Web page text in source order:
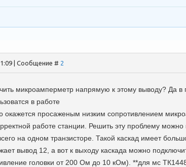
| Сообщение # 2
микроамперметр напрямую к этому выводу? Да
в работе
окажется просаженым низким сопротивлением
работе станции. Решить эту проблему можно
на одном транзисторе. Такой каскад имеет
вывод 12, а вот к выходу каскада можно
головки от 200 Ом до 10 кОм). **для мс